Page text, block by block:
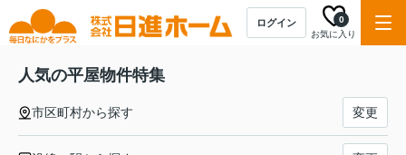
ログイン
お気に入り
0
人気の平屋物件特集
市区町村から探す 変更